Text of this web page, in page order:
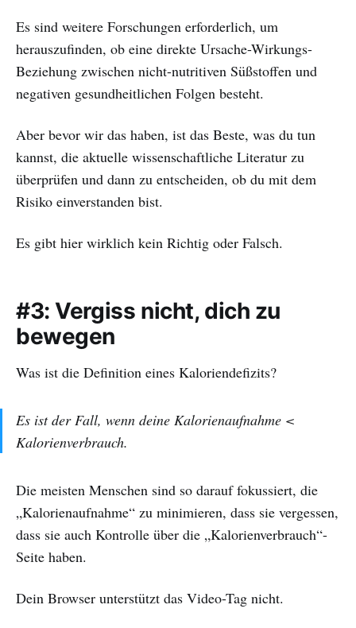
Es sind weitere Forschungen erforderlich, um
herauszufinden, ob eine direkte Ursache-Wirkungs-
Beziehung zwischen nicht-nutritiven Süßstoffen und
negativen gesundheitlichen Folgen besteht.
Aber bevor wir das haben, ist das Beste, was du tun
kannst, die aktuelle wissenschaftliche Literatur zu
überprüfen und dann zu entscheiden, ob du mit dem
Risiko einverstanden bist.
Es gibt hier wirklich kein Richtig oder Falsch.
#3: Vergiss nicht, dich zu
bewegen
Was ist die Definition eines Kaloriendefizits?
Es ist der Fall, wenn deine Kalorienaufnahme <
Kalorienverbrauch.
Die meisten Menschen sind so darauf fokussiert, die
„Kalorienaufnahme“ zu minimieren, dass sie vergessen,
dass sie auch Kontrolle über die „Kalorienverbrauch“-
Seite haben.
Dein Browser unterstützt das Video-Tag nicht.